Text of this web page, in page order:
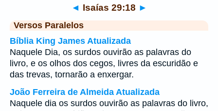
◄ Isaías 29:18 ►
Versos Paralelos
Bíblia King James Atualizada
Naquele Dia, os surdos ouvirão as palavras do
livro, e os olhos dos cegos, livres da escuridão e
das trevas, tornarão a enxergar.
João Ferreira de Almeida Atualizada
Naquele dia os surdos ouvirão as palavras do livro,